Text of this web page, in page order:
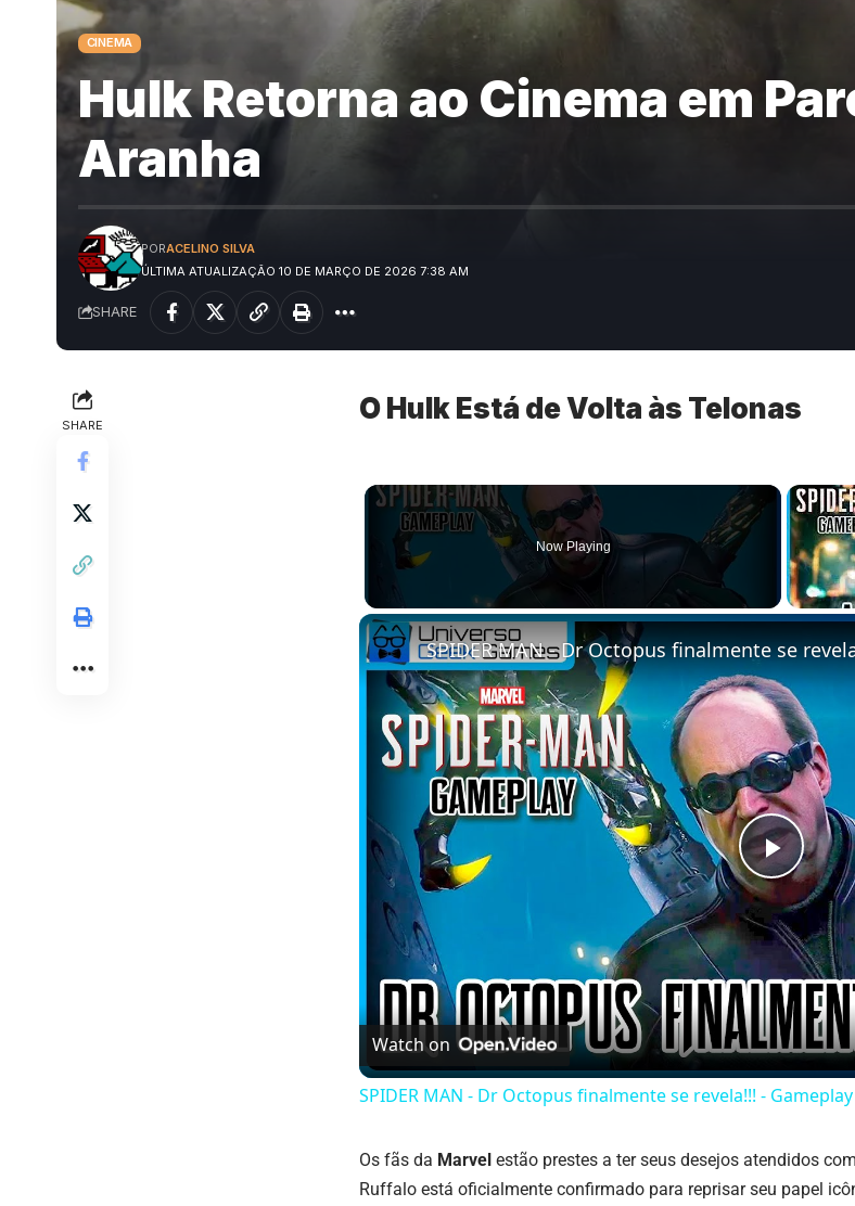
CINEMA
Hulk Retorna ao Cinema em
Aranha
ÚLTIMA ATUALIZAÇÃO 10 DE MARÇO DE 2026 7:38 AM
PORACELINO SILVA
SHARE
SHARE O Hulk Está de Volta às Telonas
Now Playing
Play
Watch on
SPIDER MAN - Dr Octopus finalmente se revela!!! -
Os fãs da Marvel estão prestes a ter seus desejos atendidos
Ruffalo está oficialmente confirmado para reprisar seu papel